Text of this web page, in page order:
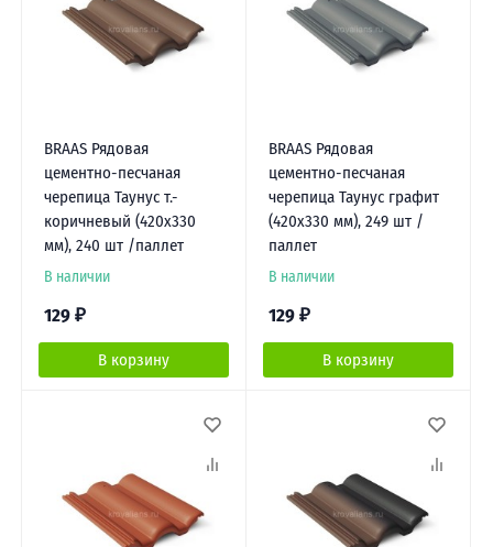
BRAAS Рядовая
цементно-песчаная
черепица Таунус т.-
коричневый (420х330
мм), 240 шт /паллет
В наличии
129 ₽
В корзину
BRAAS Рядовая
цементно-песчаная
черепица Таунус графит
(420х330 мм), 249 шт /
паллет
В наличии
129 ₽
В корзину